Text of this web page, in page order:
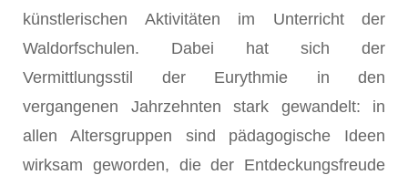
künstlerischen Aktivitäten im Unterricht der
Waldorfschulen. Dabei hat sich der
Vermittlungsstil der Eurythmie in den
vergangenen Jahrzehnten stark gewandelt: in
allen Altersgruppen sind pädagogische Ideen
wirksam geworden, die der Entdeckungsfreude